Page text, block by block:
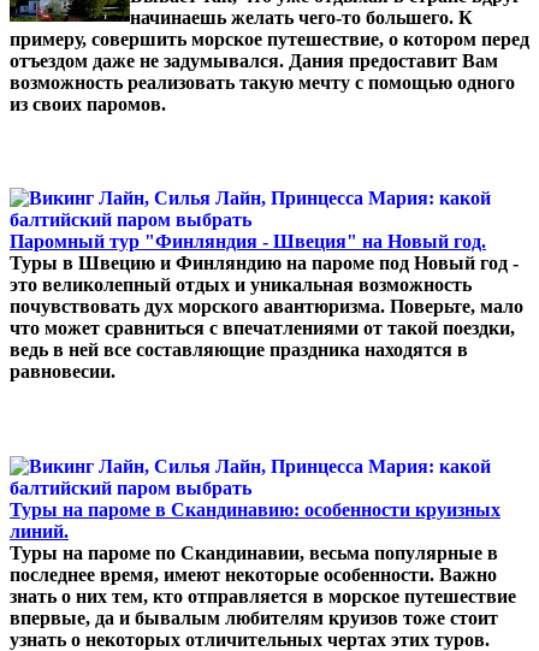
начинаешь желать чего-то большего. К
примеру, совершить морское путешествие, о котором перед
отъездом даже не задумывался. Дания предоставит Вам
возможность реализовать такую мечту с помощью одного
из своих паромов.
Паромный тур "Финляндия - Швеция" на Новый год.
Туры в Швецию и Финляндию на пароме под Новый год -
это великолепный отдых и уникальная возможность
почувствовать дух морского авантюризма. Поверьте, мало
что может сравниться с впечатлениями от такой поездки,
ведь в ней все составляющие праздника находятся в
равновесии.
Туры на пароме в Скандинавию: особенности круизных
линий.
Туры на пароме по Скандинавии, весьма популярные в
последнее время, имеют некоторые особенности. Важно
знать о них тем, кто отправляется в морское путешествие
впервые, да и бывалым любителям круизов тоже стоит
узнать о некоторых отличительных чертах этих туров.